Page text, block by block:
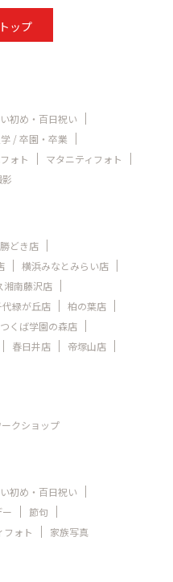
ップ
初め・百日祝い
/ 卒園・卒業
ォト
マタニティフォト
勝どき店
横浜みなとみらい店
湘南藤沢店
代緑が丘店
柏の葉店
つくば学園の森店
春日井店
帝塚山店
ークショップ
初め・百日祝い
節句
フォト 家族写真